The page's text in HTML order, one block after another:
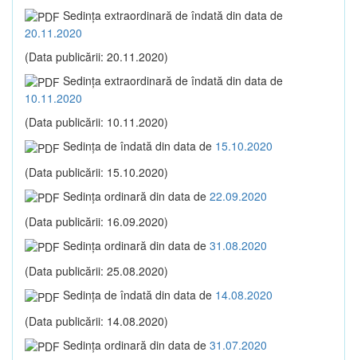
Sedinţa extraordinară de îndată din data de
20.11.2020
(Data publicării: 20.11.2020)
Sedinţa extraordinară de îndată din data de
10.11.2020
(Data publicării: 10.11.2020)
Sedinţa de îndată din data de 15.10.2020
(Data publicării: 15.10.2020)
Sedinţa ordinară din data de 22.09.2020
(Data publicării: 16.09.2020)
Sedinţa ordinară din data de 31.08.2020
(Data publicării: 25.08.2020)
Sedinţa de îndată din data de 14.08.2020
(Data publicării: 14.08.2020)
Sedinţa ordinară din data de 31.07.2020